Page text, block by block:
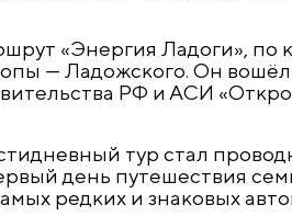
«Энергия Ладоги», по
— Ладожского. Он вошёл
РФ и АСИ
тур стал
день путешествия
редких и знаковых